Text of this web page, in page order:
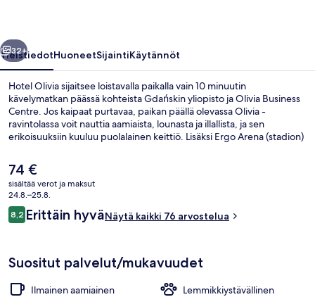
Seuraava
32+
YleistiedotHuoneetSijaintiKäytännöt
Hotel Olivia sijaitsee loistavalla paikalla vain 10 minuutin
kävelymatkan päässä kohteista Gdańskin yliopisto ja Olivia Business
Centre. Jos kaipaat purtavaa, paikan päällä olevassa Olivia -
ravintolassa voit nauttia aamiaista, lounasta ja illallista, ja sen
erikoisuuksiin kuuluu puolalainen keittiö. Lisäksi Ergo Arena (stadion)
Nykyinen
hinta
on
74 €
74 €
sisältää verot ja maksut
24.8.–25.8.
Arvostelut
8,28,2 kautta 10.
Erittäin hyväNäytä kaikki 76 arvostelua
Suositut palvelut/mukavuudet
Ilmainen aamiainen
Lemmikkiystävällinen